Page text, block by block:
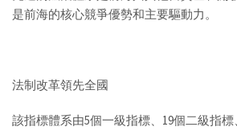
是前海的核心競爭優勢和主要驅動力。
法制改革領先全國
該指標體系由5個一級指標、19個二級指